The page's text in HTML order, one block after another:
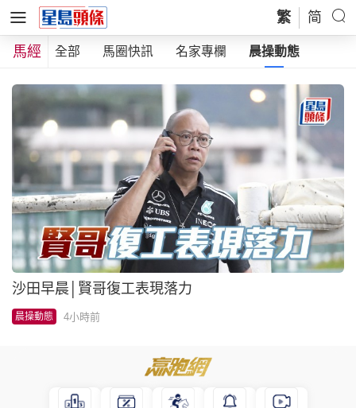
繁 简
馬經 全部 馬圈快訊 名家專欄 晨操動態
沙田早晨│賢哥復工表現落力
晨操動態 4小時前